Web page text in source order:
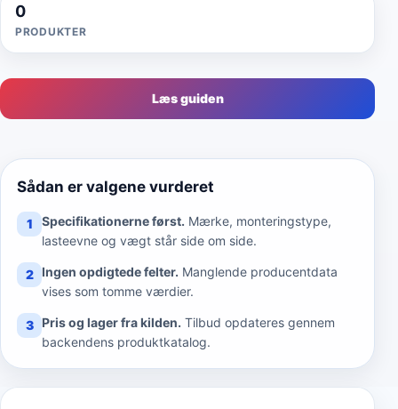
0
PRODUKTER
Læs guiden
Sådan er valgene vurderet
1 Specifikationerne først. Mærke, monteringstype,
lasteevne og vægt står side om side.
2 Ingen opdigtede felter. Manglende producentdata
vises som tomme værdier.
3 Pris og lager fra kilden. Tilbud opdateres gennem
backendens produktkatalog.